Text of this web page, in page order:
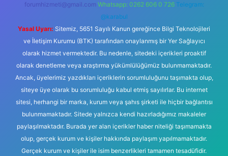
forumhizmeti@gmail.com Whatsapp: 0262 606 0 726 Telegram:
@karabul
Yasal Uyarı: Sitemiz, 5651 Sayılı Kanun gereğince Bilgi Teknolojileri
ve İletişim Kurumu (BTK) tarafından onaylanmış bir Yer Sağlayıcı
olarak hizmet vermektedir. Bu nedenle, sitedeki içerikleri proaktif
olarak denetleme veya araştırma yükümlülüğümüz bulunmamaktadır.
Ancak, üyelerimiz yazdıkları içeriklerin sorumluluğunu taşımakta olup,
siteye üye olarak bu sorumluluğu kabul etmiş sayılırlar. Bu internet
sitesi, herhangi bir marka, kurum veya şahıs şirketi ile hiçbir bağlantısı
bulunmamaktadır. Sitede yalnızca kendi hazırladığımız makaleler
paylaşılmaktadır. Burada yer alan içerikler haber niteliği taşımamakta
olup, gerçek kurum ve kişiler hakkında paylaşım yapılmamaktadır.
Gerçek kurum ve kişiler ile isim benzerlikleri tamamen tesadüfidir.